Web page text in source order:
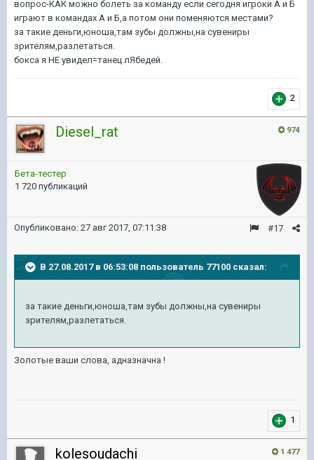
вопрос-КАК можно болеть за команду если сегодня игроки А и Б
играют в командах А и Б,а потом они поменяются местами?
за такие деньги,юноша,там зубы должны,на сувениры
зрителям,разлетаться.
бокса я НЕ увидел=танец лЯбедей.
2
974
Diesel_rat
Бета-тестер
1 720 публикаций
#17
Опубликовано: 27 авг 2017, 07:11:38
В 27.08.2017 в 06:53:08 пользователь 77100 сказал:
за такие деньги,юноша,там зубы должны,на сувениры
зрителям,разлетаться.
Золотые ваши слова, адназначна !
1
1 477
kolesoudachi